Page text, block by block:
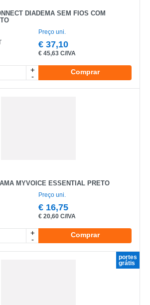
DIADEMA SEM FIOS COM
Preço uni.
€ 37,10
€ 45,63 C/IVA
+
-
Comprar
MYVOICE ESSENTIAL PRETO
Preço uni.
€ 16,75
€ 20,60 C/IVA
+
-
Comprar
portes
grátis